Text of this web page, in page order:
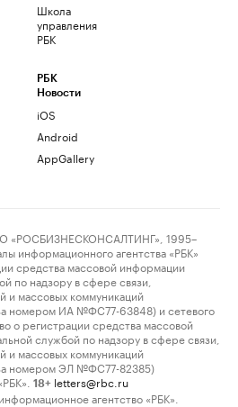
Школа
управления
РБК
РБК
Новости
iOS
Android
AppGallery
1995–
информационного агентства «РБК»
средства массовой информации
по надзору в сфере связи,
и массовых коммуникаций
номером ИА №ФС77-63848) и сетевого
о регистрации средства массовой
службой по надзору в сфере связи,
и массовых коммуникаций
номером ЭЛ №ФС77-82385)
18+ letters@rbc.ru
агентство «РБК».